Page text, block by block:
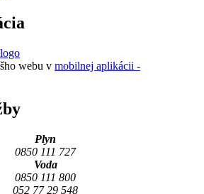
webu v mobilnej aplikácii -
Plyn
0850 111 727
Voda
0850 111 800
052 77 29 548